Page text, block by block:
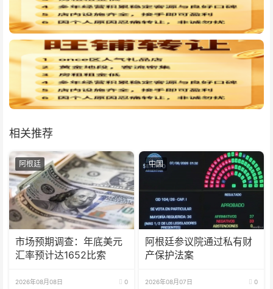
相关推荐
阿根廷
市场预期调查：年底美元
汇率预计达1652比索
2026年08月08日 0
中国
阿根廷参议院通过私有财
产保护法案
2026年08月07日 0